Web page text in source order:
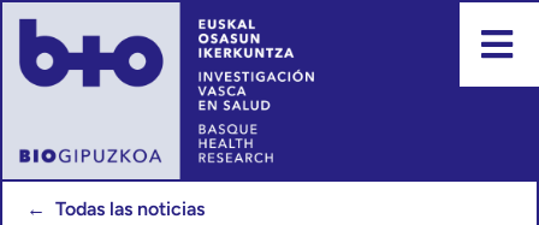
← Todas las noticias